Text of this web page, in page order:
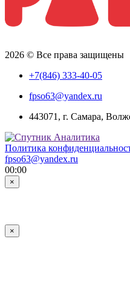
2026 © Все права защищены
+7(846) 333-40-05
fpso63@yandex.ru
443071, г. Самара,
Политика
fpso63@yandex.ru
00:00
×
×